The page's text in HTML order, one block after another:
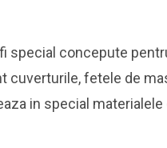
special concepute
cuverturile, fetele de
in special